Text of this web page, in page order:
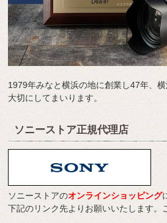
1979年みなと横浜の地に創業し47年、
大切にしてまいります。
ソニーストア正規代理店
ソニーストアのオンラインショッピング
下記のリンク先よりお願いいたします。